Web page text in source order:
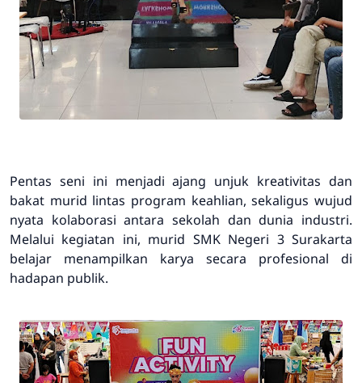
Pentas seni ini menjadi ajang unjuk kreativitas dan
bakat murid lintas program keahlian, sekaligus wujud
nyata kolaborasi antara sekolah dan dunia industri.
Melalui kegiatan ini, murid SMK Negeri 3 Surakarta
belajar menampilkan karya secara profesional di
hadapan publik.